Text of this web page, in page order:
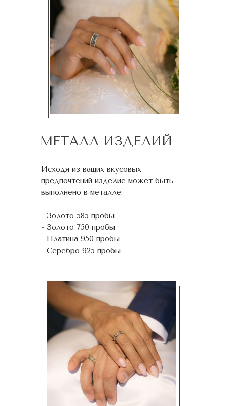
МЕТАЛЛ ИЗДЕЛИЙ
Исходя из ваших вкусовых
предпочтений изделие может быть
выполнено в металле:
- Золото 585 пробы
- Золото 750 пробы
- Платина 950 пробы
- Серебро 925 пробы